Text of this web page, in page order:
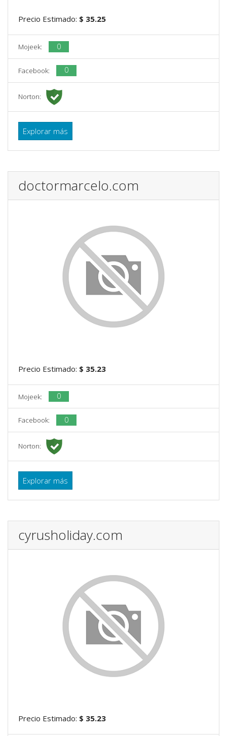
Precio Estimado: $ 35.25
Mojeek: 0
Facebook: 0
Norton:
Explorar más
doctormarcelo.com
Precio Estimado: $ 35.23
Mojeek: 0
Facebook: 0
Norton:
Explorar más
cyrusholiday.com
Precio Estimado: $ 35.23